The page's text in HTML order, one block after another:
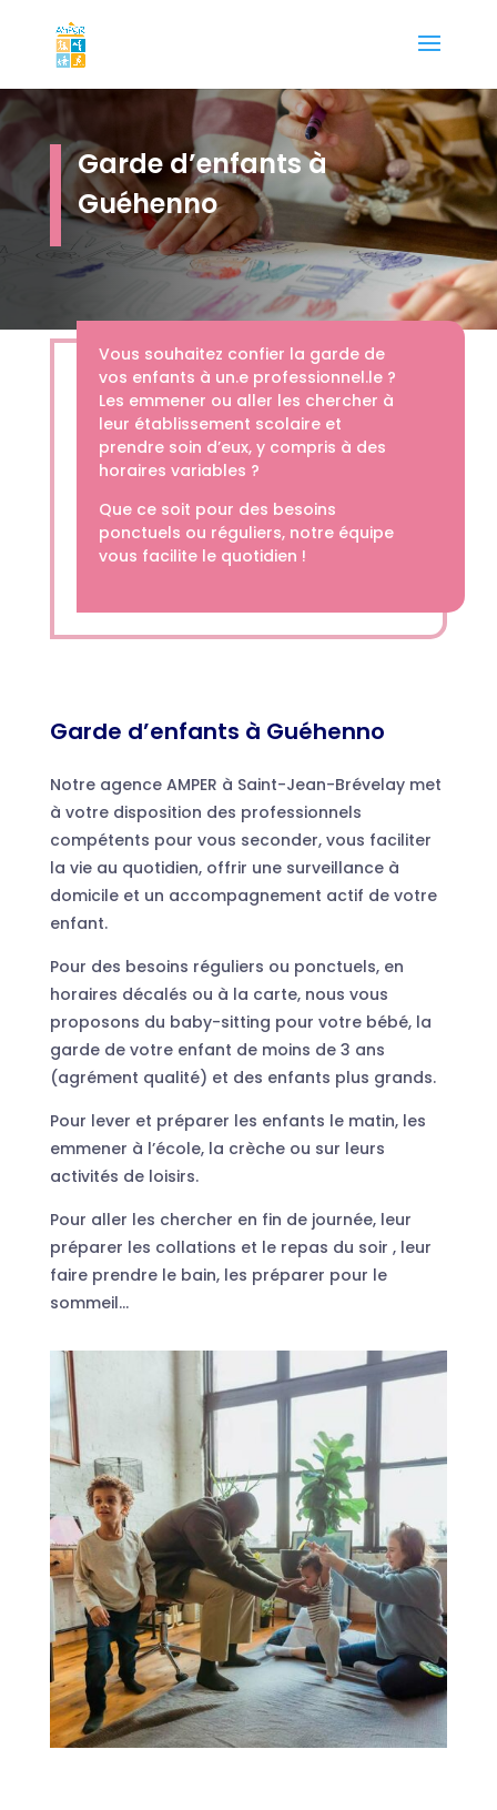
Garde d’enfants à
Guéhenno
Vous souhaitez confier la garde de
vos enfants à un.e professionnel.le ?
Les emmener ou aller les chercher à
leur établissement scolaire et
prendre soin d’eux, y compris à des
horaires variables ?
Que ce soit pour des besoins
ponctuels ou réguliers, notre équipe
vous facilite le quotidien !
Garde d’enfants à Guéhenno
Notre agence AMPER à Saint-Jean-Brévelay met
à votre disposition des professionnels
compétents pour vous seconder, vous faciliter
la vie au quotidien, offrir une surveillance à
domicile et un accompagnement actif de votre
enfant.
Pour des besoins réguliers ou ponctuels, en
horaires décalés ou à la carte, nous vous
proposons du baby-sitting pour votre bébé, la
garde de votre enfant de moins de 3 ans
(agrément qualité) et des enfants plus grands.
Pour lever et préparer les enfants le matin, les
emmener à l’école, la crèche ou sur leurs
activités de loisirs.
Pour aller les chercher en fin de journée, leur
préparer les collations et le repas du soir , leur
faire prendre le bain, les préparer pour le
sommeil…